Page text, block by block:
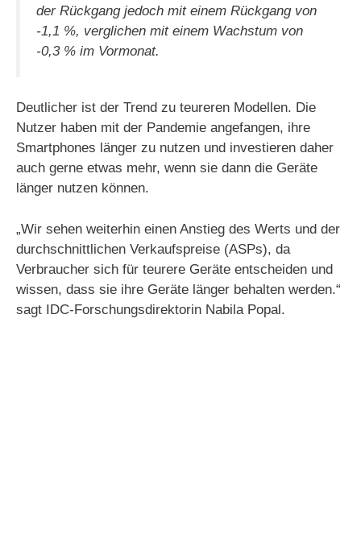
der Rückgang jedoch mit einem Rückgang von
-1,1 %, verglichen mit einem Wachstum von
-0,3 % im Vormonat.
Deutlicher ist der Trend zu teureren Modellen. Die
Nutzer haben mit der Pandemie angefangen, ihre
Smartphones länger zu nutzen und investieren daher
auch gerne etwas mehr, wenn sie dann die Geräte
länger nutzen können.
„Wir sehen weiterhin einen Anstieg des Werts und der
durchschnittlichen Verkaufspreise (ASPs), da
Verbraucher sich für teurere Geräte entscheiden und
wissen, dass sie ihre Geräte länger behalten werden.“
sagt IDC-Forschungsdirektorin Nabila Popal.